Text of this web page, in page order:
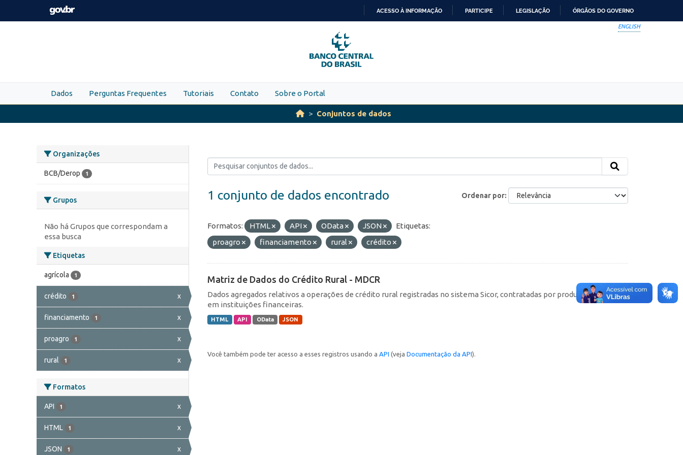
Skip to main content
PARA
O
CONTEÚDO
ACESSO À INFORMAÇÃO PARTICIPE LEGISLAÇÃO ÓRGÃOS DO GOVERNO
ENGLISH
Dados Perguntas Frequentes Tutoriais Contato Sobre o Portal
Conjuntos de dados
Organizações
BCB/Derop 1
Grupos
Não há Grupos que correspondam a
essa busca
Etiquetas
agrícola 1
crédito 1 x
financiamento 1 x
proagro 1 x
rural 1 x
Formatos
API 1 x
HTML 1 x
JSON 1 x
Ordenar por
1 conjunto de dados encontrado
Formatos: HTML API OData JSON
Etiquetas:
proagro
financiamento rural crédito
Matriz de Dados do Crédito Rural - MDCR
Dados agregados relativos a operações de crédito rural registradas no sistema Sicor, contratadas por produtores rurais
em instituições financeiras.
HTML API OData JSON
Você também pode ter acesso a esses registros usando a API (veja Documentação da API).